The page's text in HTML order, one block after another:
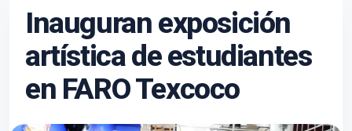
Inauguran exposición
artística de estudiantes
en FARO Texcoco
Asistente conectado